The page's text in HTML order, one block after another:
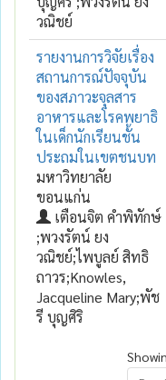
วณิชย์
รายงานการวิจัยเรื่อง
สถานการณ์ปัจจุบัน
ของสภาวะจุลสาร
อาหารและโรคพยาธิ
ในเด็กนักเรียนชั้น
ประถมในเขตชนบท
มหาวิทยาลัย
ขอนแก่น
เตือนจิต คำพิทักษ์
;พวงรัตน์ ยง
วณิชย์;ไพบูลย์ สิทธิ
ถาวร;Knowles,
Jacqueline Mary;พัช
รี บุญศิริ